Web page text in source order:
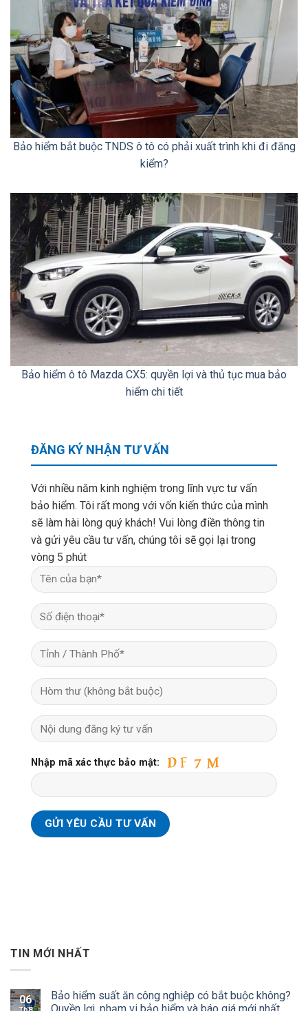
Bảo hiểm bắt buộc TNDS ô tô có phải xuất trình khi đi đăng
kiểm?
Bảo hiểm ô tô Mazda CX5: quyền lợi và thủ tục mua bảo
hiểm chi tiết
ĐĂNG KÝ NHẬN TƯ VẤN
Với nhiều năm kinh nghiệm trong lĩnh vực tư vấn
bảo hiểm. Tôi rất mong với vốn kiến thức của mình
sẽ làm hài lòng quý khách! Vui lòng điền thông tin
và gửi yêu cầu tư vấn, chúng tôi sẽ gọi lại trong
vòng 5 phút
Nhập mã xác thực bảo mật:
TIN MỚI NHẤT
06
Bảo hiểm suất ăn công nghiệp có bắt buộc không?